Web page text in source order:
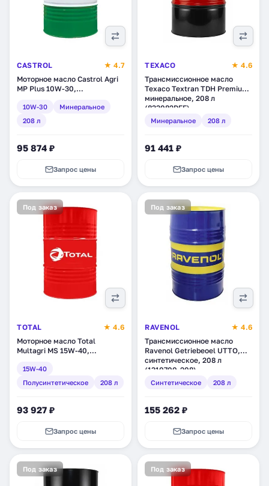
CASTROL
★ 4.7
Моторное масло Castrol Agri
MP Plus 10W-30,
10W-30
Минеральное
208 л
95 874 ₽
Запрос цены
TEXACO
★ 4.6
Трансмиссионное масло
Texaco Textran TDH Premium,
минеральное, 208 л
(833082DEE)
Минеральное 208 л
91 441 ₽
Запрос цены
Под заказ
TOTAL
★ 4.6
Моторное масло Total
Multagri MS 15W-40,
(110658)
15W-40
Полусинтетическое
208 л
93 927 ₽
Запрос цены
Под заказ
RAVENOL
★ 4.6
Трансмиссионное масло
Ravenol Getriebeoel UTTO,
синтетическое, 208 л
(1310700-208)
Синтетическое 208 л
155 262 ₽
Запрос цены
Под заказ Под заказ